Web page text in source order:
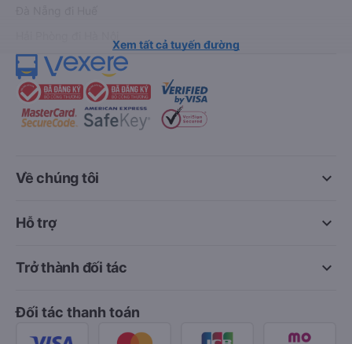
Xem tất cả tuyến đường
keyboard_arrow_down
Về chúng tôi
keyboard_arrow_down
Hỗ trợ
keyboard_arrow_down
Trở thành đối tác
Đối tác thanh toán